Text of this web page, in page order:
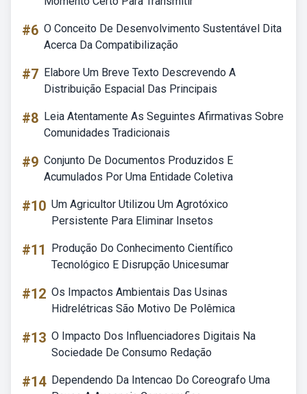
#6 O Conceito De Desenvolvimento Sustentável Dita
Acerca Da Compatibilização
#7 Elabore Um Breve Texto Descrevendo A
Distribuição Espacial Das Principais
#8 Leia Atentamente As Seguintes Afirmativas Sobre
Comunidades Tradicionais
#9 Conjunto De Documentos Produzidos E
Acumulados Por Uma Entidade Coletiva
#10 Um Agricultor Utilizou Um Agrotóxico
Persistente Para Eliminar Insetos
#11
Produção Do Conhecimento Científico
Tecnológico E Disrupção Unicesumar
#12 Os Impactos Ambientais Das Usinas
Hidrelétricas São Motivo De Polêmica
#13 O Impacto Dos Influenciadores Digitais Na
Sociedade De Consumo Redação
#14 Dependendo Da Intencao Do Coreografo Uma